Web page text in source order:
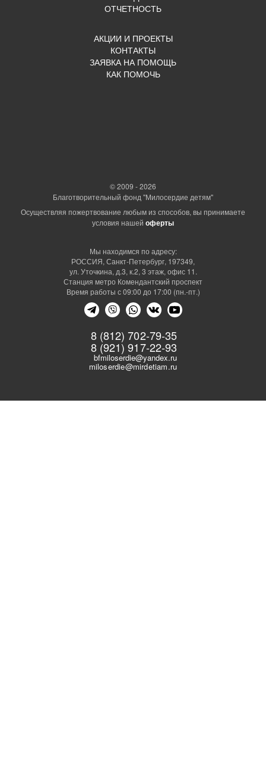
ОТЧЕТНОСТЬ
АКЦИИ И ПРОЕКТЫ
КОНТАКТЫ
ЗАЯВКА НА ПОМОЩЬ
КАК ПОМОЧЬ
© 2009 - 2026
Благотворительный фонд "Милосердие детям"
Осуществляя пожертвование любым из способов, вы принимаете
условия нашей оферты
8 (812) 702-79-35
8 (921) 917-22-93
bfmiloserdie@yandex.ru
miloserdie@mirdetiam.ru
Мы находимся по адресу:
РОССИЯ, Санкт-Петербург, 197349,
ул. Уточкина, д.3, к.2, 3 этаж, офис 11.
Станция метро Комендантский проспект
Время работы с 09:00 до 17:00 (пн.-пт.)